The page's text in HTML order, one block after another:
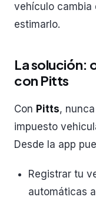
vehículo cambia
estimarlo.
La solución:
con Pitts
Con Pitts,
impuesto
Desde la app
Registrar tu
automáticas